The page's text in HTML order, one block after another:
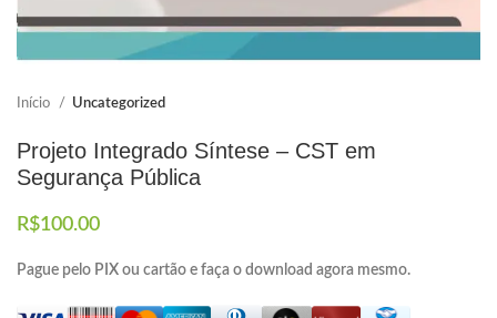
Início Uncategorized
Projeto Integrado Síntese – CST em
Segurança Pública
R$100.00
Pague pelo PIX ou cartão e faça o download agora mesmo.